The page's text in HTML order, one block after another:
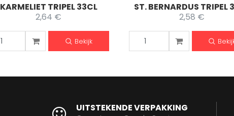
KARMELIET TRIPEL 33CL
2,64 €
Bekijk
ST. BERNARDUS TRIPEL
2,58 €
UITSTEKENDE VERPAKKING